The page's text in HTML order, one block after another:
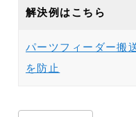
解決例はこちら
パーツフィーダー搬
を防止